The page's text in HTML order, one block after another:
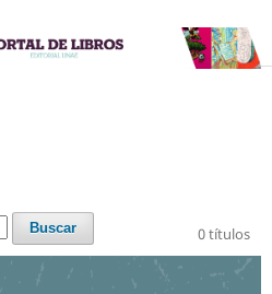
0 títulos
Buscar